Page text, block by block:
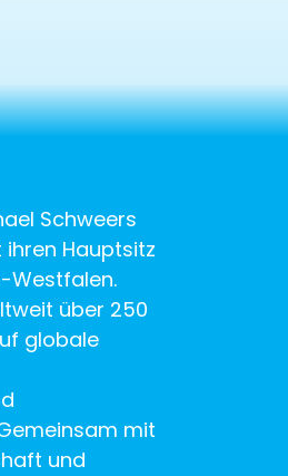
Schweers
Hauptsitz
Westfalen.
über 250
globale
mit
und